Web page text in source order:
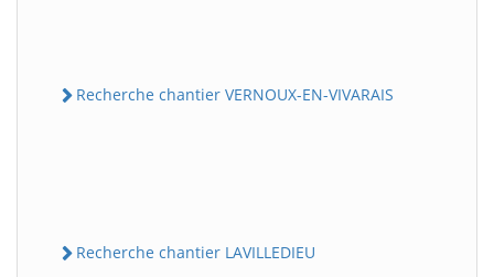
Recherche chantier VERNOUX-EN-VIVARAIS
Recherche chantier LAVILLEDIEU